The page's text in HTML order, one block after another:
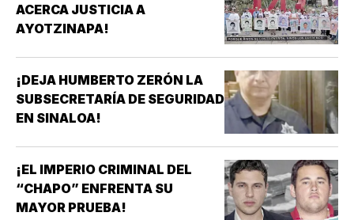
ACERCA JUSTICIA A
AYOTZINAPA!
¡DEJA HUMBERTO ZERÓN LA
SUBSECRETARÍA DE SEGURIDAD
EN SINALOA!
¡EL IMPERIO CRIMINAL DEL
“CHAPO” ENFRENTA SU
MAYOR PRUEBA!